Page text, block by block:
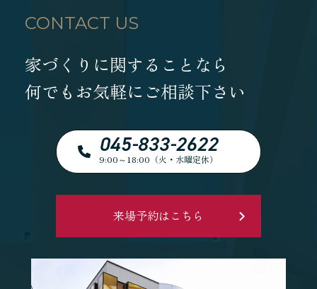
CONTACT US
家づくりに関することなら
何でもお気軽にご相談下さい
045-833-2622
9:00～18:00（火・水曜定休）
来場予約はこちら